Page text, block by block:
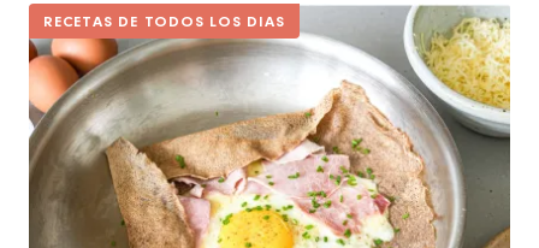
RECETAS DE TODOS LOS DIAS